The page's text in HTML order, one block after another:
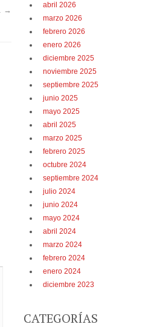
→
abril 2026
marzo 2026
febrero 2026
enero 2026
diciembre 2025
noviembre 2025
septiembre 2025
junio 2025
mayo 2025
abril 2025
marzo 2025
febrero 2025
octubre 2024
septiembre 2024
julio 2024
junio 2024
mayo 2024
abril 2024
marzo 2024
febrero 2024
enero 2024
diciembre 2023
CATEGORÍAS